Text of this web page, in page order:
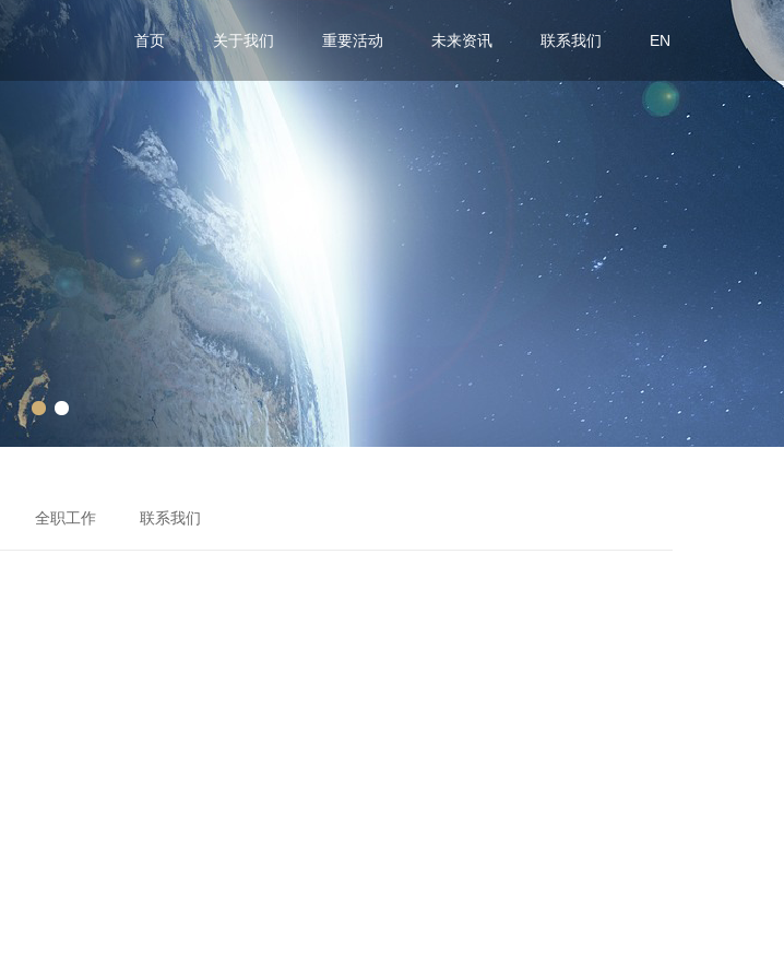
首页 关于我们 重要活动 未来资讯 联系我们 EN
全职工作 联系我们